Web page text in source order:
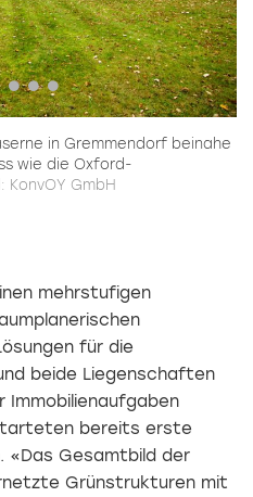
in Gremmendorf beinahe
wie die Oxford-
KonvOY GmbH
mehrstufigen
für die
beide Liegenschaften
bereits erste
«Das Gesamtbild der
Grünstrukturen mit